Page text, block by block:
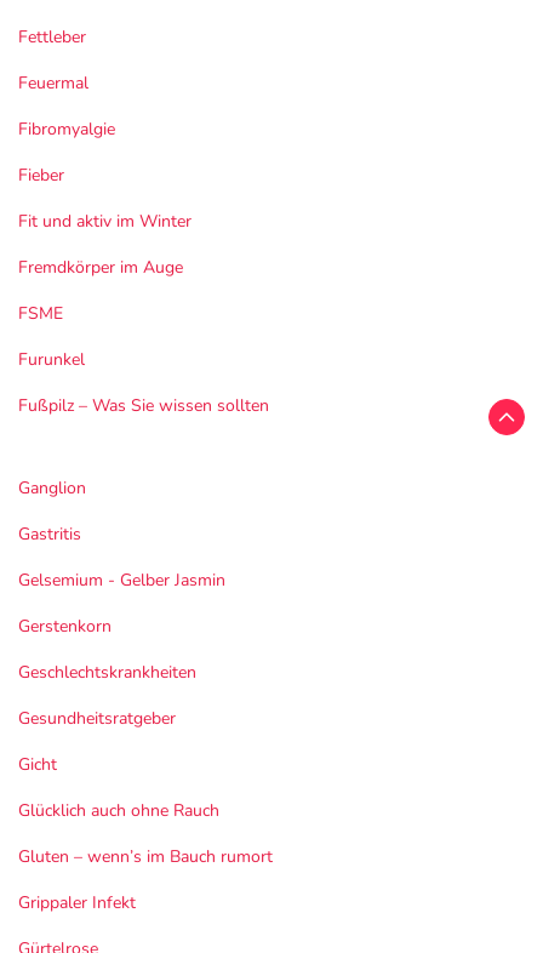
Fettleber
Feuermal
Fibromyalgie
Fieber
Fit und aktiv im Winter
Fremdkörper im Auge
FSME
Furunkel
Fußpilz – Was Sie wissen sollten
Ganglion
Gastritis
Gelsemium - Gelber Jasmin
Gerstenkorn
Geschlechtskrankheiten
Gesundheitsratgeber
Gicht
Glücklich auch ohne Rauch
Gluten – wenn’s im Bauch rumort
Grippaler Infekt